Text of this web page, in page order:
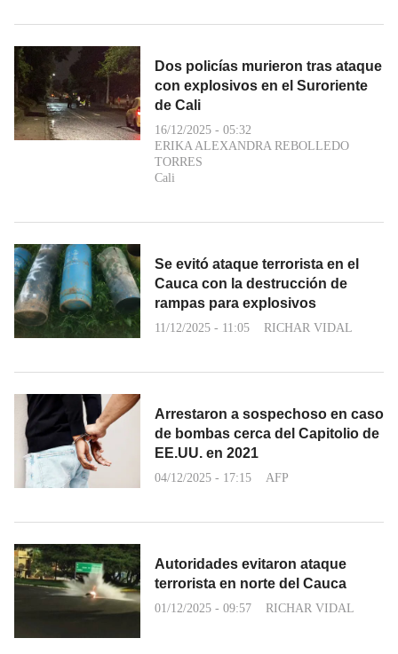
Dos policías murieron tras ataque
con explosivos en el Suroriente
de Cali
16/12/2025 - 05:32
ERIKA ALEXANDRA REBOLLEDO
TORRES
Cali
Se evitó ataque terrorista en el
Cauca con la destrucción de
rampas para explosivos
11/12/2025 - 11:05 RICHAR VIDAL
Arrestaron a sospechoso en caso
de bombas cerca del Capitolio de
EE.UU. en 2021
04/12/2025 - 17:15 AFP
Autoridades evitaron ataque
terrorista en norte del Cauca
01/12/2025 - 09:57 RICHAR VIDAL